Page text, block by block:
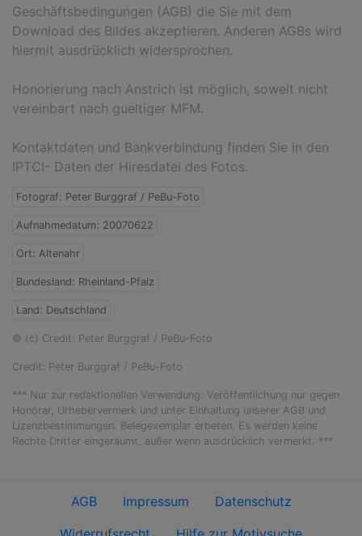
Geschäftsbedingungen (AGB) die Sie mit dem
Download des Bildes akzeptieren. Anderen AGBs wird
hiermit ausdrücklich widersprochen.
Honorierung nach Anstrich ist möglich, soweit nicht
vereinbart nach gueltiger MFM.
Kontaktdaten und Bankverbindung finden Sie in den
IPTCI- Daten der Hiresdatei des Fotos.
Fotograf: Peter Burggraf / PeBu-Foto
Aufnahmedatum: 20070622
Ort: Altenahr
Bundesland: Rheinland-Pfalz
Land: Deutschland
© (c) Credit: Peter Burggraf / PeBu-Foto
Credit: Peter Burggraf / PeBu-Foto
*** Nur zur redaktionellen Verwendung: Veröffentlichung nur gegen
Honorar, Urhebervermerk und unter Einhaltung unserer AGB und
Lizenzbestimmungen. Belegexemplar erbeten. Es werden keine
Rechte Dritter eingeräumt, außer wenn ausdrücklich vermerkt. ***
AGB Impressum
Datenschutz